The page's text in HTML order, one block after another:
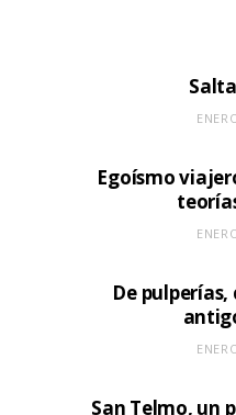
Egoísmo
De pulperías,
San Telmo, un